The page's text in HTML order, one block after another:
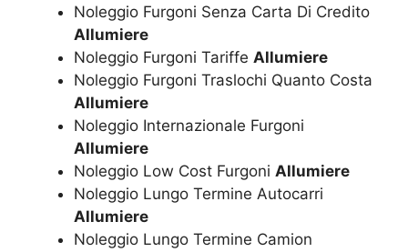
Noleggio Furgoni Senza Carta Di Credito
Allumiere
Noleggio Furgoni Tariffe Allumiere
Noleggio Furgoni Traslochi Quanto Costa
Allumiere
Noleggio Internazionale Furgoni
Allumiere
Noleggio Low Cost Furgoni Allumiere
Noleggio Lungo Termine Autocarri
Allumiere
Noleggio Lungo Termine Camion